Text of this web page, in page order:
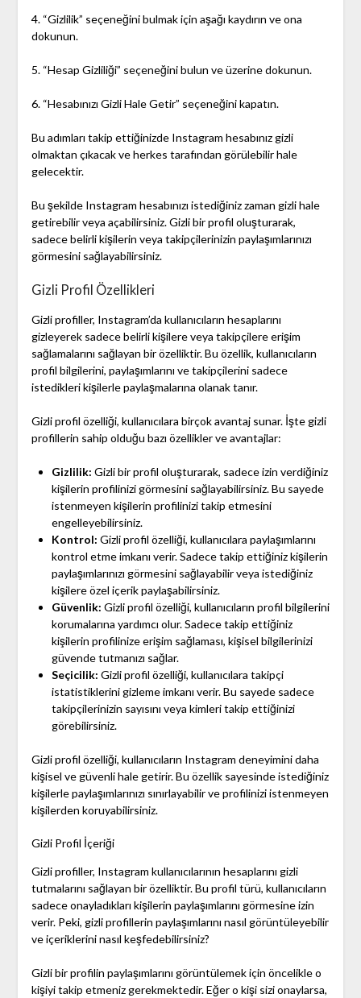
4. “Gizlilik” seçeneğini bulmak için aşağı kaydırın ve ona
dokunun.
5. “Hesap Gizliliği” seçeneğini bulun ve üzerine dokunun.
6. “Hesabınızı Gizli Hale Getir” seçeneğini kapatın.
Bu adımları takip ettiğinizde Instagram hesabınız gizli
olmaktan çıkacak ve herkes tarafından görülebilir hale
gelecektir.
Bu şekilde Instagram hesabınızı istediğiniz zaman gizli hale
getirebilir veya açabilirsiniz. Gizli bir profil oluşturarak,
sadece belirli kişilerin veya takipçilerinizin paylaşımlarınızı
görmesini sağlayabilirsiniz.
Gizli Profil Özellikleri
Gizli profiller, Instagram’da kullanıcıların hesaplarını
gizleyerek sadece belirli kişilere veya takipçilere erişim
sağlamalarını sağlayan bir özelliktir. Bu özellik, kullanıcıların
profil bilgilerini, paylaşımlarını ve takipçilerini sadece
istedikleri kişilerle paylaşmalarına olanak tanır.
Gizli profil özelliği, kullanıcılara birçok avantaj sunar. İşte gizli
profillerin sahip olduğu bazı özellikler ve avantajlar:
Gizlilik: Gizli bir profil oluşturarak, sadece izin verdiğiniz
kişilerin profilinizi görmesini sağlayabilirsiniz. Bu sayede
istenmeyen kişilerin profilinizi takip etmesini
engelleyebilirsiniz.
Kontrol: Gizli profil özelliği, kullanıcılara paylaşımlarını
kontrol etme imkanı verir. Sadece takip ettiğiniz kişilerin
paylaşımlarınızı görmesini sağlayabilir veya istediğiniz
kişilere özel içerik paylaşabilirsiniz.
Güvenlik: Gizli profil özelliği, kullanıcıların profil bilgilerini
korumalarına yardımcı olur. Sadece takip ettiğiniz
kişilerin profilinize erişim sağlaması, kişisel bilgilerinizi
güvende tutmanızı sağlar.
Seçicilik: Gizli profil özelliği, kullanıcılara takipçi
istatistiklerini gizleme imkanı verir. Bu sayede sadece
takipçilerinizin sayısını veya kimleri takip ettiğinizi
görebilirsiniz.
Gizli profil özelliği, kullanıcıların Instagram deneyimini daha
kişisel ve güvenli hale getirir. Bu özellik sayesinde istediğiniz
kişilerle paylaşımlarınızı sınırlayabilir ve profilinizi istenmeyen
kişilerden koruyabilirsiniz.
Gizli Profil İçeriği
Gizli profiller, Instagram kullanıcılarının hesaplarını gizli
tutmalarını sağlayan bir özelliktir. Bu profil türü, kullanıcıların
sadece onayladıkları kişilerin paylaşımlarını görmesine izin
verir. Peki, gizli profillerin paylaşımlarını nasıl görüntüleyebilir
ve içeriklerini nasıl keşfedebilirsiniz?
Gizli bir profilin paylaşımlarını görüntülemek için öncelikle o
kişiyi takip etmeniz gerekmektedir. Eğer o kişi sizi onaylarsa,